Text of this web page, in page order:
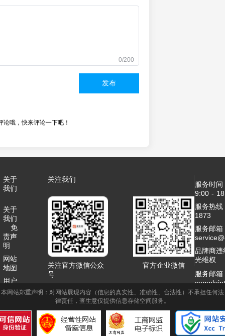
0/200
发布
论哦，快来评论一下吧！
关于
我们
关于
我们
免
责声
明
网站
地图
用户
协议
我们
网站
关注我们
关注官方微信公众
号
官方企业微信
服务时
9:00 -
服务热
1873
服务邮箱
品牌商违
光维权
服务邮箱
客服QQ
商务合作
本网站郑重声明：对网站展现内容（信息的真实性、准确性、合法性）不承担任何法
律责任，查生意仅提供信息存储空间服务。